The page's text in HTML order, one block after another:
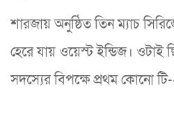
শারজায় অনুষ্ঠিত তিন ম্যাচ
হেরে যায় ওয়েস্ট ইন্ডিজ।
সদস্যের বিপক্ষে প্রথম কোনো